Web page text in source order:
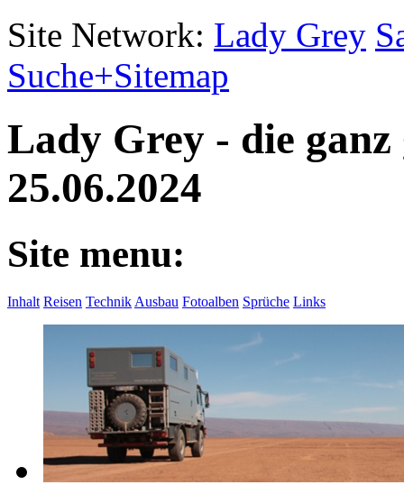
Site Network: Lady Grey
Suche+Sitemap
Lady Grey - die
25.06.2024
Site menu:
Inhalt Reisen Technik Ausbau Fotoalben Sprüche Links